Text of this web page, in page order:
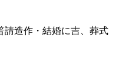
請造作・結婚に吉、葬式